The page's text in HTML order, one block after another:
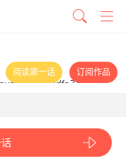
阅读第一话 订阅作品